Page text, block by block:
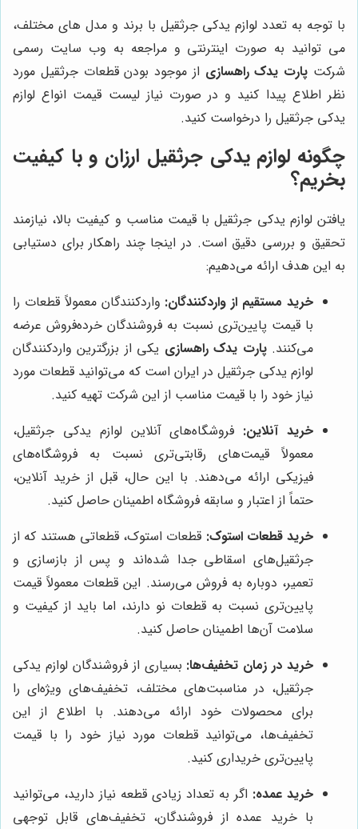
با توجه به تعدد لوازم یدکی جرثقیل با برند و مدل های مختلف،
می توانید به صورت اینترنتی و مراجعه به وب سایت رسمی
شرکت پارت یدک راهسازی از موجود بودن قطعات جرثقیل مورد
نظر اطلاع پیدا کنید و در صورت نیاز لیست قیمت انواع لوازم
یدکی جرثقیل را درخواست کنید.
چگونه لوازم یدکی جرثقیل ارزان و با کیفیت
بخریم؟
یافتن لوازم یدکی جرثقیل با قیمت مناسب و کیفیت بالا، نیازمند
تحقیق و بررسی دقیق است. در اینجا چند راهکار برای دستیابی
به این هدف ارائه می‌دهیم:
خرید مستقیم از واردکنندگان: واردکنندگان معمولاً قطعات را
با قیمت پایین‌تری نسبت به فروشندگان خرده‌فروش عرضه
می‌کنند.پارت یدک راهسازی یکی از بزرگترین واردکنندگان
لوازم یدکی جرثقیل در ایران است که می‌توانید قطعات مورد
نیاز خود را با قیمت مناسب از این شرکت تهیه کنید.
خرید آنلاین: فروشگاه‌های آنلاین لوازم یدکی جرثقیل،
معمولاً قیمت‌های رقابتی‌تری نسبت به فروشگاه‌های
فیزیکی ارائه می‌دهند. با این حال، قبل از خرید آنلاین،
حتماً از اعتبار و سابقه فروشگاه اطمینان حاصل کنید.
خرید قطعات استوک: قطعات استوک، قطعاتی هستند که از
جرثقیل‌های اسقاطی جدا شده‌اند و پس از بازسازی و
تعمیر، دوباره به فروش می‌رسند. این قطعات معمولاً قیمت
پایین‌تری نسبت به قطعات نو دارند، اما باید از کیفیت و
سلامت آن‌ها اطمینان حاصل کنید.
خرید در زمان تخفیف‌ها: بسیاری از فروشندگان لوازم یدکی
جرثقیل، در مناسبت‌های مختلف، تخفیف‌های ویژه‌ای را
برای محصولات خود ارائه می‌دهند. با اطلاع از این
تخفیف‌ها، می‌توانید قطعات مورد نیاز خود را با قیمت
پایین‌تری خریداری کنید.
خرید عمده: اگر به تعداد زیادی قطعه نیاز دارید، می‌توانید
با خرید عمده از فروشندگان، تخفیف‌های قابل توجهی